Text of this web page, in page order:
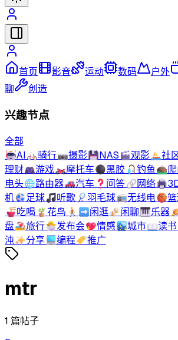
首页 影音 运动 数码 户外
聊
创造
兴趣节点
全部
🤖AI🚲骑行📷摄影💾NAS🎬观影⛵社
理财🎮游戏🏍️摩托车⚫黑胶 🎣钓鱼⛰️
电头🌐路由器🚗汽车 ❓ 问答🔗网络🖨️
机⚽足球🎵听歌 🏸羽毛球📻无线电🏀
🍜吃喝 🪴 花鸟 🚶‍➡️闲逛🍻闲聊🎹乐器
盘🏖️旅行🐣发布会💖情感🏙️城市📖读书
沌✨分享💻编程🏷️推广
mtr
1 篇帖子